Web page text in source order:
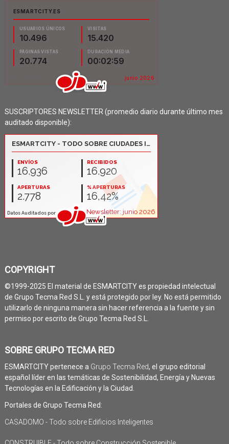
SUSCRIPTORES NEWSLETTER (promedio diario durante último mes
auditado disponible):
COPYRIGHT
©1999-2025 El material de ESMARTCITY es propiedad intelectual
de Grupo Tecma Red S.L. y está protegido por ley. No está permitido
utilizarlo de ninguna manera sin hacer referencia a la fuente y sin
permiso por escrito de Grupo Tecma Red S.L.
SOBRE GRUPO TECMA RED
ESMARTCITY pertenece a Grupo Tecma Red, el grupo editorial
español líder en las temáticas de Sostenibilidad, Energía y Nuevas
Tecnologías en la Edificación y la Ciudad.
Portales de Grupo Tecma Red:
CASADOMO - Todo sobre Edificios Inteligentes